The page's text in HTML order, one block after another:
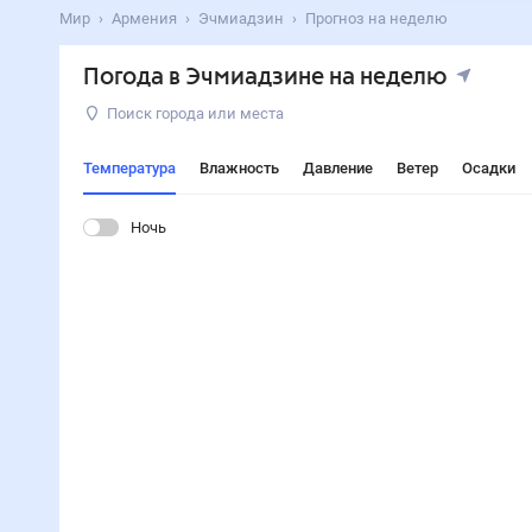
Мир Армения Эчмиадзин Прогноз на неделю
Погода в Эчмиадзине на неделю
Поиск города или места
Температура Влажность Давление Ветер Осадки
Ночь